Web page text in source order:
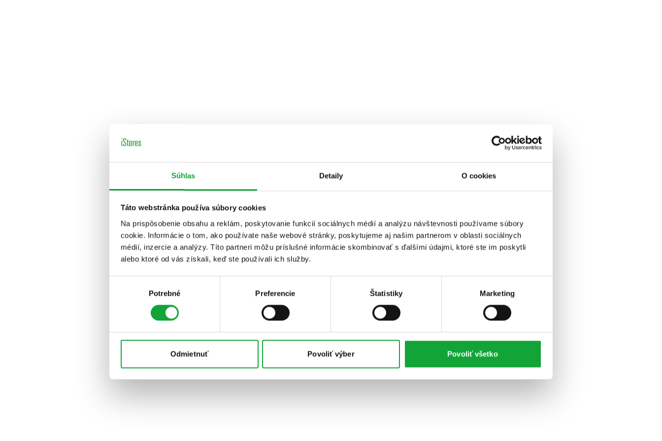
Súhlas Detaily O cookies
Táto webstránka používa súbory cookies
Na prispôsobenie obsahu a reklám, poskytovanie funkcií sociálnych médií a analýzu návštevnosti používame súbory
cookie. Informácie o tom, ako používate naše webové stránky, poskytujeme aj našim partnerom v oblasti sociálnych
médií, inzercie a analýzy. Títo partneri môžu príslušné informácie skombinovať s ďalšími údajmi, ktoré ste im poskytli
alebo ktoré od vás získali, keď ste používali ich služby.
Potrebné Preferencie Štatistiky Marketing
Odmietnuť Povoliť výber Povoliť všetko